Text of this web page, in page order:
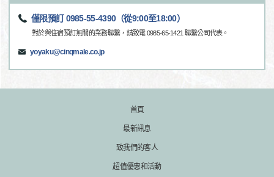
僅限預訂 0985-55-4390（從9:00至18:00）
對於與住宿預訂無關的業務聯繫，請致電 0985-65-1421 聯繫公司代表。
yoyaku@cinqmale.co.jp
首頁
最新訊息
致我們的客人
超值優惠和活動